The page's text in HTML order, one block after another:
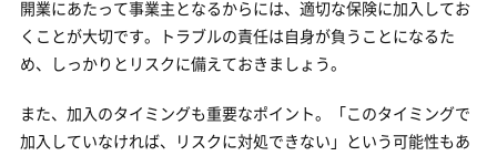
開業にあたって事業主となるからには、適切な保険に加入してお
くことが大切です。トラブルの責任は自身が負うことになるた
め、しっかりとリスクに備えておきましょう。
また、加入のタイミングも重要なポイント。「このタイミングで
加入していなければ、リスクに対処できない」という可能性もあ